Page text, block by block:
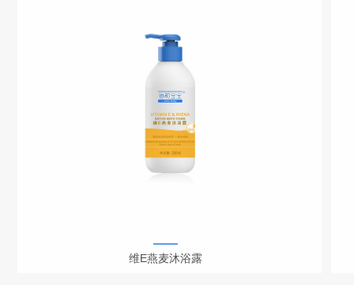
维E燕麦沐浴露